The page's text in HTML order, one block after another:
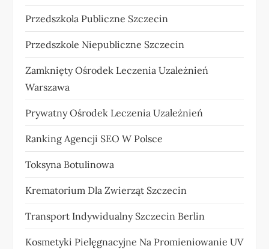
Przedszkola Publiczne Szczecin
Przedszkole Niepubliczne Szczecin
Zamknięty Ośrodek Leczenia Uzależnień
Warszawa
Prywatny Ośrodek Leczenia Uzależnień
Ranking Agencji SEO W Polsce
Toksyna Botulinowa
Krematorium Dla Zwierząt Szczecin
Transport Indywidualny Szczecin Berlin
Kosmetyki Pielęgnacyjne Na Promieniowanie UV